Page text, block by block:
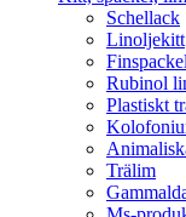
Schellack
Linoljekitt
Finspackel
Rubinol
Plastiskt
Trälim